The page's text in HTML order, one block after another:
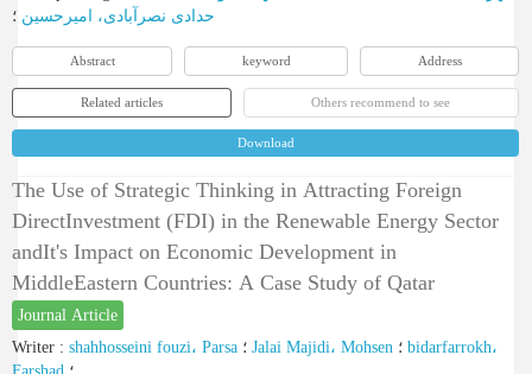
حدادی نصرآبادی، امیرحسین ؛
Abstract keyword Address
Related articles Others recommend to see
Download
The Use of Strategic Thinking in Attracting Foreign
DirectInvestment (FDI) in the Renewable Energy Sector
andIt's Impact on Economic Development in
MiddleEastern Countries: A Case Study of Qatar
Journal Article
Writer : shahhosseini fouzi، Parsa Jalai Majidi، Mohsen
bidarfarrokh،